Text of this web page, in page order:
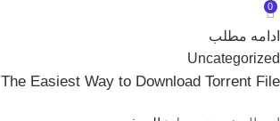
0
ادامه مطلب
Uncategorized
The Easiest Way to Download Torrent File